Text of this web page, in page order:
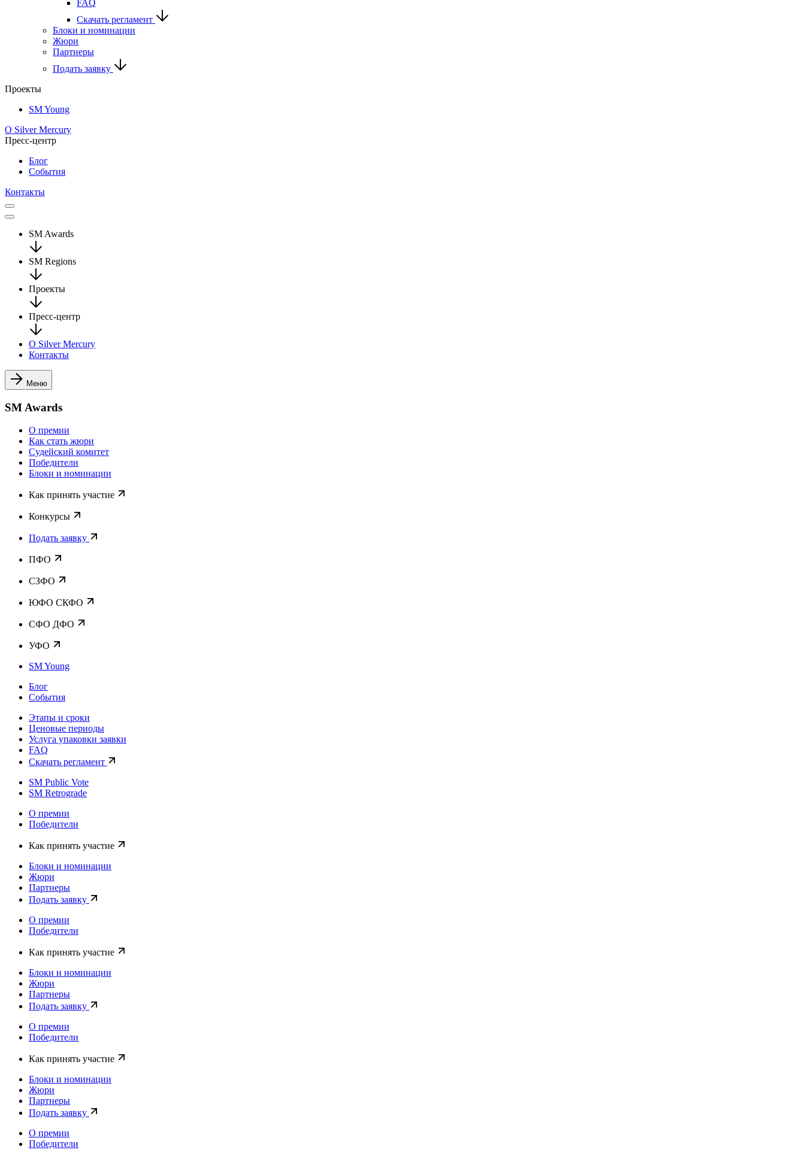
FAQ
Скачать регламент
Блоки и номинации
Жюри
Партнеры
Подать заявку
Проекты
SM Young
О Silver Mercury
Пресс-центр
Блог
События
Контакты
SM Awards
SM Regions
Проекты
Пресс-центр
О Silver Mercury
Контакты
Меню
SM Awards
О премии
Как стать жюри
Судейский комитет
Победители
Блоки и номинации
Как принять участие
Конкурсы
Подать заявку
ПФО
СЗФО
ЮФО СКФО
CФО ДФО
УФО
SM Young
Блог
События
Этапы и сроки
Ценовые периоды
Услуга упаковки заявки
FAQ
Скачать регламент
SM Public Vote
SM Retrograde
О премии
Победители
Как принять участие
Блоки и номинации
Жюри
Партнеры
Подать заявку
О премии
Победители
Как принять участие
Блоки и номинации
Жюри
Партнеры
Подать заявку
О премии
Победители
Как принять участие
Блоки и номинации
Жюри
Партнеры
Подать заявку
О премии
Победители